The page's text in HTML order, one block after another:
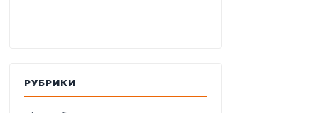
РУБРИКИ